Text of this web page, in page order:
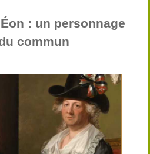
: un personnage
commun